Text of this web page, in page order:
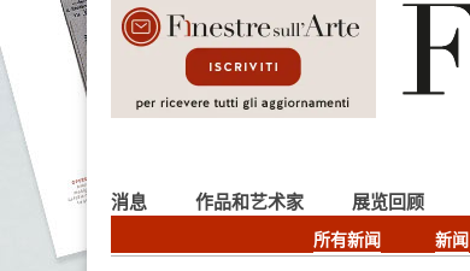
消息
所有新闻 新闻
作品和艺术家 展览回顾